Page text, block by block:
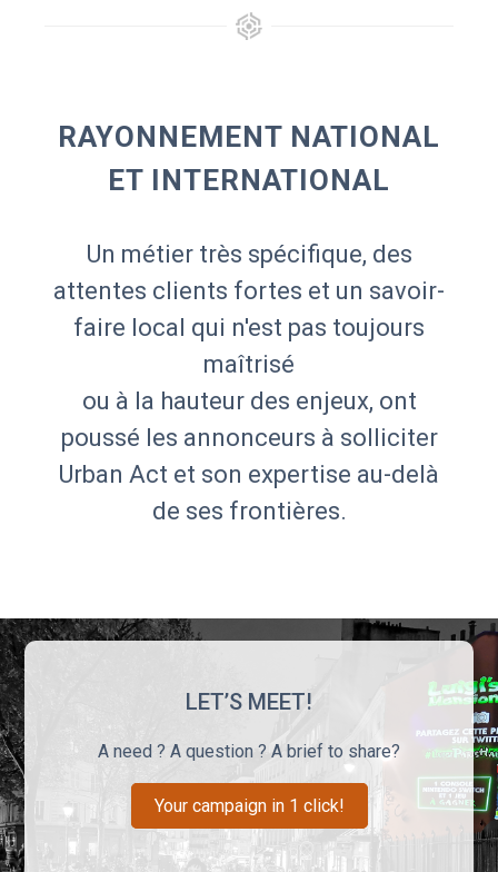
RAYONNEMENT NATIONAL
ET INTERNATIONAL
Un métier très spécifique, des
attentes clients fortes et un savoir-
faire local qui n'est pas toujours
maîtrisé
ou à la hauteur des enjeux, ont
poussé les annonceurs à solliciter
Urban Act et son expertise au-delà
de ses frontières.
LET’S MEET!
A need ? A question ? A brief to share?
Your campaign in 1 click!